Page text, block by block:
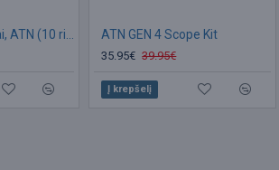
ATN GEN 4 Scope Kit
35.95€ 39.95€
Į krepšelį